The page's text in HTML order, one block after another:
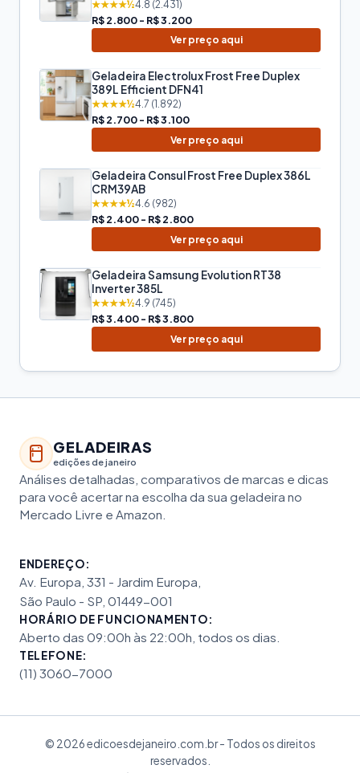
★★★★½4.8 (2.431)
R$ 2.800 - R$ 3.200
Ver preço aqui
Geladeira Electrolux Frost Free Duplex
389L Efficient DFN41
★★★★½4.7 (1.892)
R$ 2.700 - R$ 3.100
Ver preço aqui
Geladeira Consul Frost Free Duplex 386L
CRM39AB
★★★★½4.6 (982)
R$ 2.400 - R$ 2.800
Ver preço aqui
Geladeira Samsung Evolution RT38
Inverter 385L
★★★★½4.9 (745)
R$ 3.400 - R$ 3.800
Ver preço aqui
GELADEIRAS
edições de janeiro
Análises detalhadas, comparativos de marcas e dicas
para você acertar na escolha da sua geladeira no
Mercado Livre e Amazon.
ENDEREÇO:
Av. Europa, 331 - Jardim Europa,
São Paulo - SP, 01449-001
HORÁRIO DE FUNCIONAMENTO:
Aberto das 09:00h às 22:00h, todos os dias.
TELEFONE:
(11) 3060-7000
© 2026 edicoesdejaneiro.com.br - Todos os direitos
reservados.